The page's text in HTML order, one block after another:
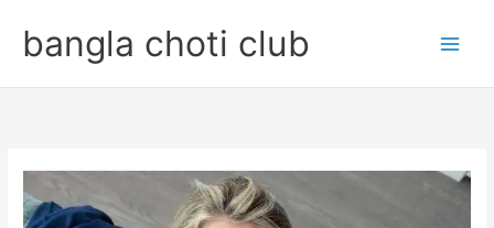
contentbangla choti club